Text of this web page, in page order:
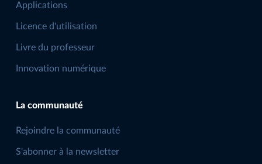
Applications
Licence d'utilisation
Livre du professeur
Innovation numérique
La communauté
Rejoindre la communauté
S'abonner à la newsletter